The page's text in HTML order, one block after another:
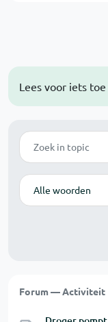
Lees voor iets
Zoek
Modus
Forum — Activiteit